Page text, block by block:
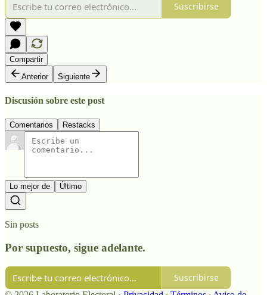
Suscribirse
Compartir
Anterior
Siguiente
Discusión sobre este post
Comentarios Restacks
Lo mejor de Último
Sin posts
Por supuesto, sigue adelante.
Suscribirse